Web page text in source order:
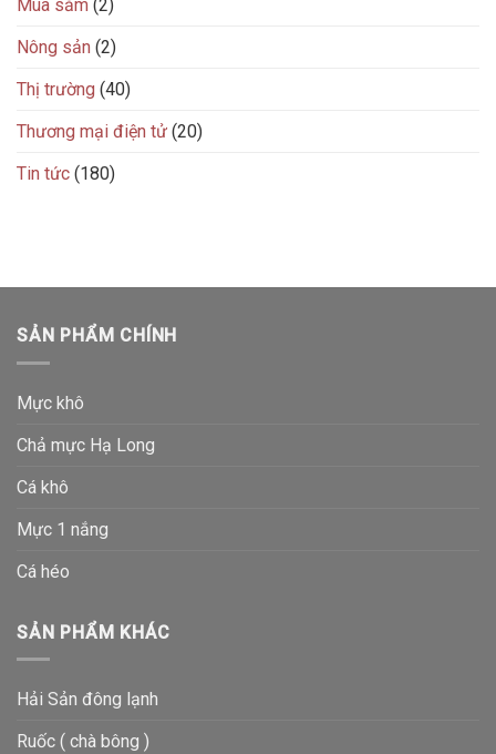
Mua sắm (2)
Nông sản (2)
Thị trường (40)
Thương mại điện tử (20)
Tin tức (180)
SẢN PHẨM CHÍNH
Mực khô
Chả mực Hạ Long
Cá khô
Mực 1 nắng
Cá héo
SẢN PHẨM KHÁC
Hải Sản đông lạnh
Ruốc ( chà bông )